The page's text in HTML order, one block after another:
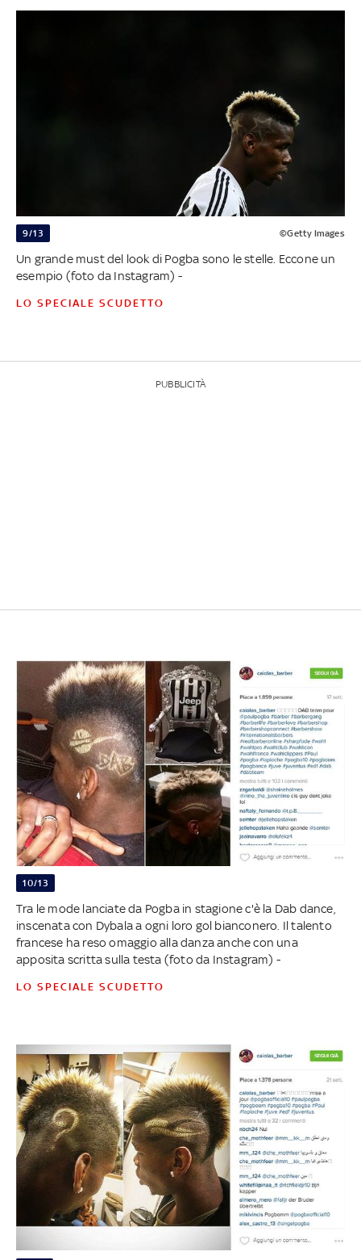
9/13 ©Getty Images
Un grande must del look di Pogba sono le stelle. Eccone un
esempio (foto da Instagram) -
LO SPECIALE SCUDETTO
PUBBLICITÀ
10/13
Tra le mode lanciate da Pogba in stagione c'è la Dab dance,
inscenata con Dybala a ogni loro gol bianconero. Il talento
francese ha reso omaggio alla danza anche con una
apposita scritta sulla testa (foto da Instagram) -
LO SPECIALE SCUDETTO